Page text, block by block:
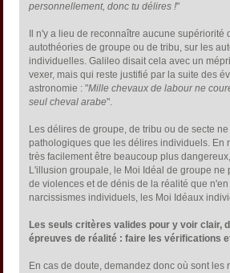
personnellement, donc tu délires !"
Il n'y a lieu de reconnaître aucune supériorité
autothéories de groupe ou de tribu, sur les
individuelles. Galileo disait cela avec un
vexer, mais qui reste justifié par la suite des
astronomie : "Mille chevaux de labour ne
seul cheval arabe".
Les délires de groupe, de tribu ou de secte
pathologiques que les délires individuels. En
très facilement être beaucoup plus
L'illusion groupale, le Moi Idéal de groupe ne
de violences et de dénis de la réalité que
narcissismes individuels, les Moi Idéaux
Les seuls critères valides pour y voir clair,
épreuves de réalité : faire les vérifications
En cas de doute, demandez donc où sont les